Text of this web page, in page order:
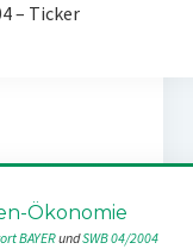
– Ticker
Ökonomie
BAYER und SWB 04/2004